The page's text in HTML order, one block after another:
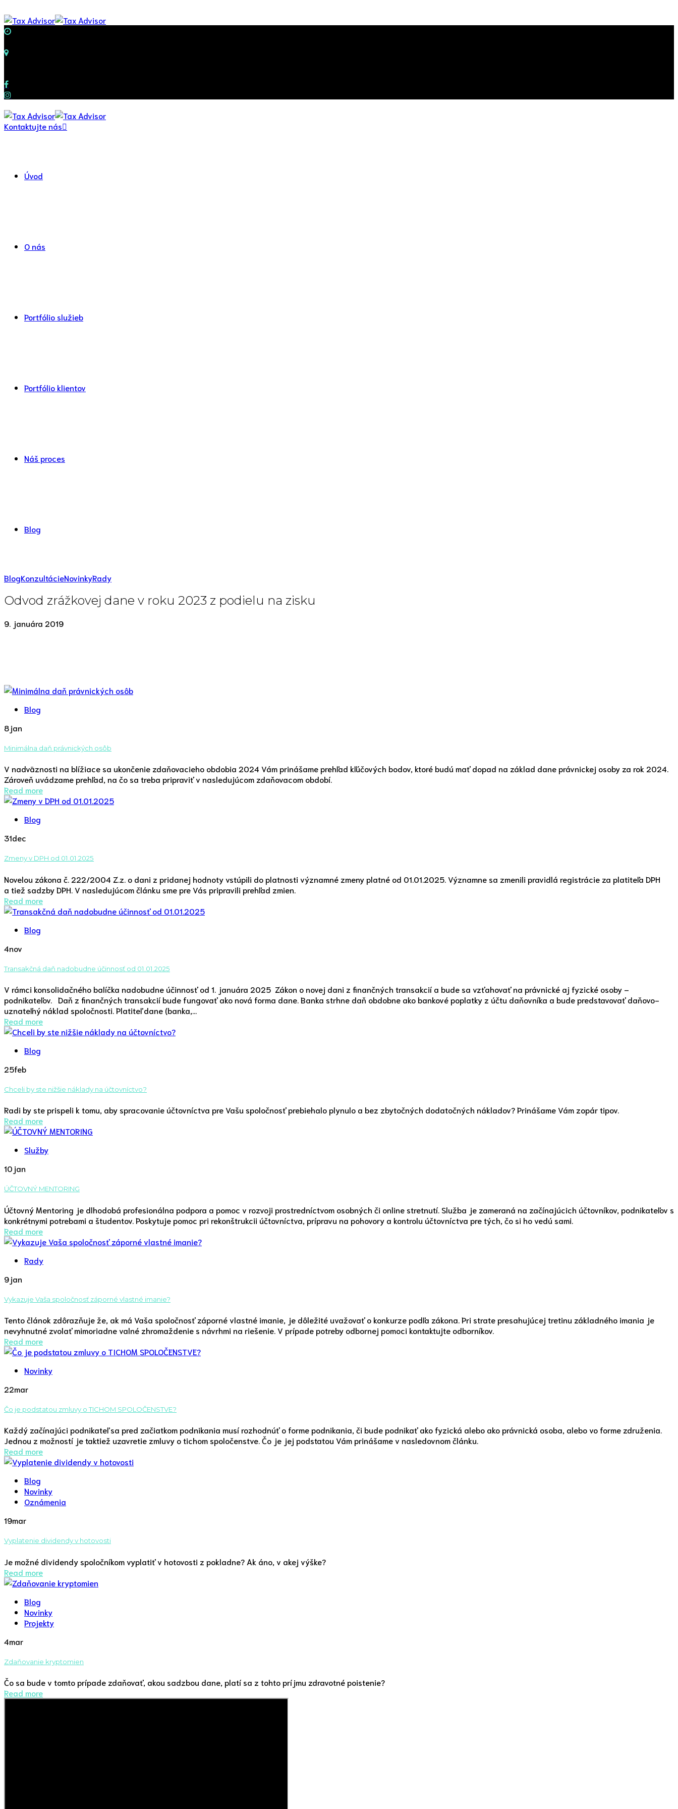
Kontaktujte nás
Úvod
O nás
Portfólio služieb
Portfólio klientov
Náš proces
Blog
BlogKonzultácieNovinkyRady
Odvod zrážkovej dane v roku 2023 z podielu na zisku
9. januára 2019
Blog
8jan
Minimálna daň právnických osôb
V nadväznosti na blížiace sa ukončenie zdaňovacieho obdobia 2024 Vám prinášame prehľad kľúčových bodov, ktoré budú mať dopad na základ dane právnickej osoby za rok 2024.
Zároveň uvádzame prehľad, na čo sa treba pripraviť v nasledujúcom zdaňovacom období.
Read more
Blog
31dec
Zmeny v DPH od 01.01.2025
Novelou zákona č. 222/2004 Z.z. o dani z pridanej hodnoty vstúpili do platnosti významné zmeny platné od 01.01.2025. Významne sa zmenili pravidlá registrácie za platiteľa DPH
a tiež sadzby DPH. V nasledujúcom článku sme pre Vás pripravili prehľad zmien.
Read more
Blog
4nov
Transakčná daň nadobudne účinnosť od 01.01.2025
V rámci konsolidačného balíčka nadobudne účinnosť od 1. januára 2025 Zákon o novej dani z finančných transakcií a bude sa vzťahovať na právnické aj fyzické osoby –
podnikateľov. Daň z finančných transakcií bude fungovať ako nová forma dane. Banka strhne daň obdobne ako bankové poplatky z účtu daňovníka a bude predstavovať daňovo-
uznateľný náklad spoločnosti. Platiteľ dane (banka,...
Read more
Blog
25feb
Chceli by ste nižšie náklady na účtovníctvo?
Radi by ste prispeli k tomu, aby spracovanie účtovníctva pre Vašu spoločnosť prebiehalo plynulo a bez zbytočných dodatočných nákladov? Prinášame Vám zopár tipov.
Read more
Služby
10 jan
ÚČTOVNÝ MENTORING
Účtovný Mentoring je dlhodobá profesionálna podpora a pomoc v rozvoji prostredníctvom osobných či online stretnutí. Služba je zameraná na začínajúcich účtovníkov, podnikateľov s
konkrétnymi potrebami a študentov. Poskytuje pomoc pri rekonštrukcii účtovníctva, prípravu na pohovory a kontrolu účtovníctva pre tých, čo si ho vedú sami.
Read more
Rady
9jan
Vykazuje Vaša spoločnosť záporné vlastné imanie?
Tento článok zdôrazňuje že, ak má Vaša spoločnosť záporné vlastné imanie, je dôležité uvažovať o konkurze podľa zákona. Pri strate presahujúcej tretinu základného imania je
nevyhnutné zvolať mimoriadne valné zhromaždenie s návrhmi na riešenie. V prípade potreby odbornej pomoci kontaktujte odborníkov.
Read more
Novinky
22mar
Čo je podstatou zmluvy o TICHOM SPOLOČENSTVE?
Každý začínajúci podnikateľ sa pred začiatkom podnikania musí rozhodnúť o forme podnikania, či bude podnikať ako fyzická alebo ako právnická osoba, alebo vo forme združenia.
Jednou z možností je taktiež uzavretie zmluvy o tichom spoločenstve. Čo je jej podstatou Vám prinášame v nasledovnom článku.
Read more
Blog
Novinky
Oznámenia
19mar
Vyplatenie dividendy v hotovosti
Je možné dividendy spoločníkom vyplatiť v hotovosti z pokladne? Ak áno, v akej výške?
Read more
Blog
Novinky
Projekty
4mar
Zdaňovanie kryptomien
Čo sa bude v tomto prípade zdaňovať, akou sadzbou dane, platí sa z tohto príjmu zdravotné poistenie?
Read more